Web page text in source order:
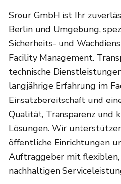
Srour GmbH ist Ihr
Berlin und Umgebung,
Sicherheits- und
Facility Management,
technische
langjährige Erfahrung im
Einsatzbereitschaft und
Qualität, Transparenz und
Lösungen. Wir
öffentliche Einrichtungen
Auftraggeber mit
nachhaltigen